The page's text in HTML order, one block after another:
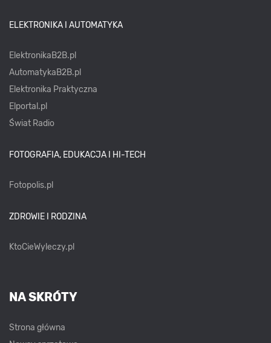
ELEKTRONIKA I AUTOMATYKA
ElektronikaB2B.pl
AutomatykaB2B.pl
Elektronika Praktyczna
Elportal.pl
Świat Radio
FOTOGRAFIA, EDUKACJA I HI-TECH
Fotopolis.pl
ZDROWIE I RODZINA
KtoCieWyleczy.pl
NA SKRÓTY
Strona główna